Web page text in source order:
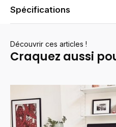
Spécifications
Découvrir ces articles !
Craquez aussi